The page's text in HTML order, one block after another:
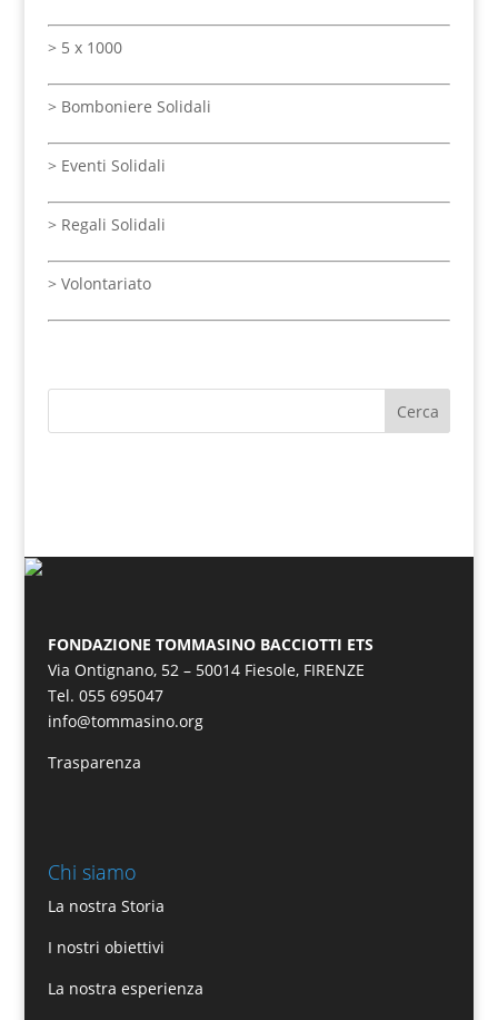
> 5 x 1000
> Bomboniere Solidali
> Eventi Solidali
> Regali Solidali
> Volontariato
FONDAZIONE TOMMASINO BACCIOTTI ETS
Via Ontignano, 52 – 50014 Fiesole, FIRENZE
Tel. 055 695047
info@tommasino.org
Trasparenza
Chi siamo
La nostra Storia
I nostri obiettivi
La nostra esperienza